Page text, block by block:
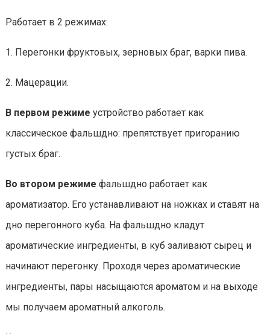
Работает в 2 режимах:
1. Перегонки фруктовых, зерновых браг, варки пива.
2. Мацерации.
В первом режиме устройство работает как
классическое фальшдно: препятствует пригоранию
густых браг.
Во втором режиме фальшдно работает как
ароматизатор. Его устанавливают на ножках и ставят на
дно перегонного куба. На фальшдно кладут
ароматические ингредиенты, в куб заливают сырец и
начинают перегонку. Проходя через ароматические
ингредиенты, пары насыщаются ароматом и на выходе
мы получаем ароматный алкоголь.